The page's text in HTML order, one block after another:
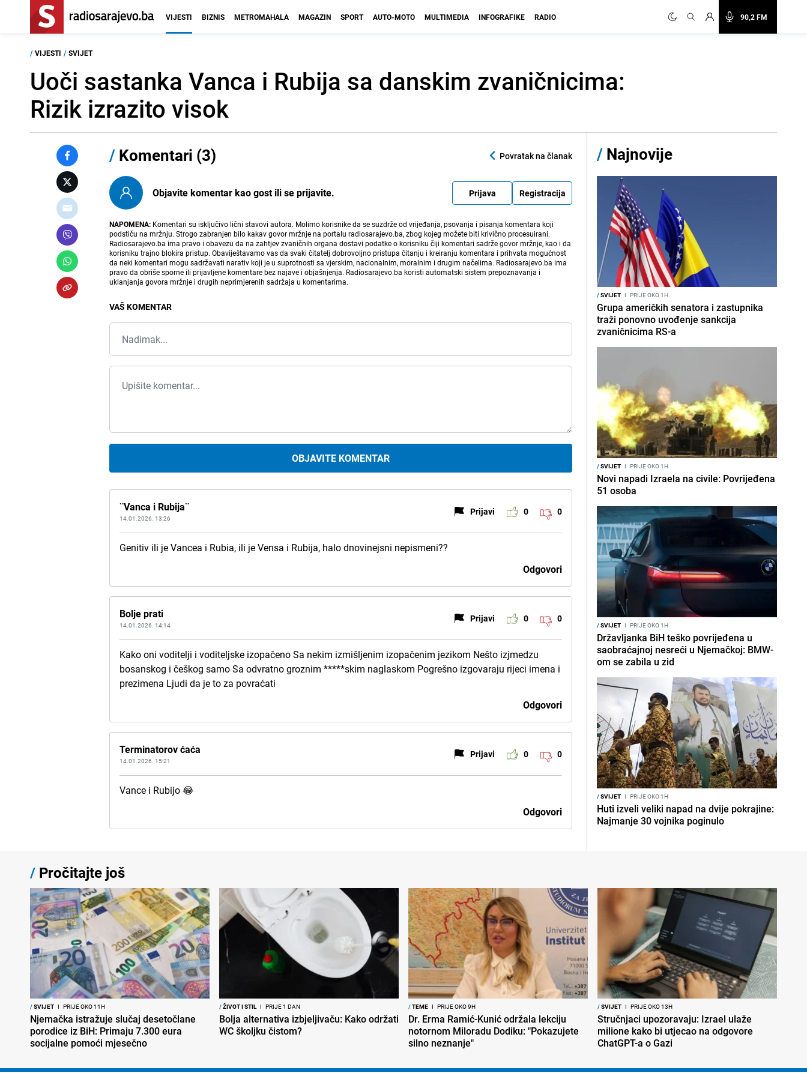
90,2 FM
VIJESTI BIZNIS METROMAHALA MAGAZIN SPORT AUTO-MOTO MULTIMEDIA INFOGRAFIKE RADIO
/ VIJESTI / SVIJET
Uoči sastanka Vanca i Rubija sa danskim zvaničnicima:
Rizik izrazito visok
/ Komentari (3) Povratak na članak
Objavite komentar kao gost ili se prijavite. Prijava Registracija
NAPOMENA: Komentari su isključivo lični stavovi autora. Molimo korisnike da se suzdrže od vrijeđanja, psovanja i pisanja komentara koji
podstiču na mržnju. Strogo zabranjen bilo kakav govor mržnje na portalu radiosarajevo.ba, zbog kojeg možete biti krivično procesuirani.
Radiosarajevo.ba ima pravo i obavezu da na zahtjev zvaničnih organa dostavi podatke o korisniku čiji komentari sadrže govor mržnje, kao i da
korisniku trajno blokira pristup. Obaviještavamo vas da svaki čitatelj dobrovoljno pristupa čitanju i kreiranju komentara i prihvata mogućnost
da neki komentari mogu sadržavati narativ koji je u suprotnosti sa vjerskim, nacionalnim, moralnim i drugim načelima. Radiosarajevo.ba ima
pravo da obriše sporne ili prijavljene komentare bez najave i objašnjenja. Radiosarajevo.ba koristi automatski sistem prepoznavanja i
uklanjanja govora mržnje i drugih neprimjerenih sadržaja u komentarima.
VAŠ KOMENTAR
OBJAVITE KOMENTAR
¨Vanca i Rubija¨
14.01.2026. 13:26
Prijavi 0 0
Genitiv ili je Vancea i Rubia, ili je Vensa i Rubija, halo dnovinejsni nepismeni??
Odgovori
Bolje prati
14.01.2026. 14:14
Prijavi 0 0
Kako oni voditelji i voditeljske izopačeno Sa nekim izmišljenim izopačenim jezikom Nešto izjmedzu
bosanskog i češkog samo Sa odvratno groznim *****skim naglaskom Pogrešno izgovaraju rijeci imena i
prezimena Ljudi da je to za povraćati
Odgovori
Terminatorov ćaća
14.01.2026. 15:21
Prijavi 0 0
Vance i Rubijo 😂
Odgovori
/ Najnovije
/SVIJET I PRIJE OKO 1H
Grupa američkih senatora i zastupnika
traži ponovno uvođenje sankcija
zvaničnicima RS-a
/SVIJET I PRIJE OKO 1H
Novi napadi Izraela na civile: Povrijeđena
51 osoba
/SVIJET I PRIJE OKO 1H
Državljanka BiH teško povrijeđena u
saobraćajnoj nesreći u Njemačkoj: BMW-
om se zabila u zid
/SVIJET I PRIJE OKO 1H
Huti izveli veliki napad na dvije pokrajine:
Najmanje 30 vojnika poginulo
/ Pročitajte još
/SVIJET I PRIJE OKO 11H
Njemačka istražuje slučaj desetočlane
porodice iz BiH: Primaju 7.300 eura
socijalne pomoći mjesečno
/ŽIVOT I STIL I PRIJE 1 DAN
Bolja alternativa izbjeljivaču: Kako održati
WC školjku čistom?
/TEME I PRIJE OKO 9H
Dr. Erma Ramić-Kunić održala lekciju
notornom Miloradu Dodiku: "Pokazujete
silno neznanje"
/SVIJET I PRIJE OKO 13H
Stručnjaci upozoravaju: Izrael ulaže
milione kako bi utjecao na odgovore
ChatGPT-a o Gazi